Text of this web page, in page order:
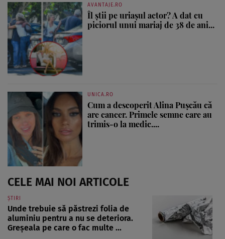
AVANTAJE.RO
Îl știi pe uriașul actor? A dat cu
piciorul unui mariaj de 38 de ani...
UNICA.RO
Cum a descoperit Alina Pușcău că
are cancer. Primele semne care au
trimis-o la medic....
CELE MAI NOI ARTICOLE
ȘTIRI
Unde trebuie să păstrezi folia de
aluminiu pentru a nu se deteriora.
Greșeala pe care o fac multe ...